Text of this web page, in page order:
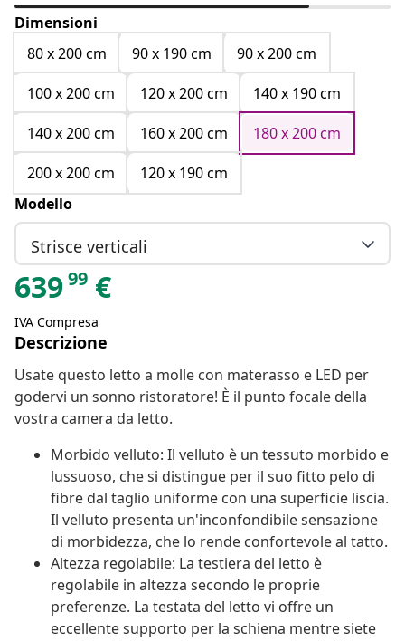
Dimensioni
80 x 200 cm
90 x 190 cm
90 x 200 cm
100 x 200 cm
120 x 200 cm
140 x 190 cm
140 x 200 cm
160 x 200 cm
180 x 200 cm
200 x 200 cm
120 x 190 cm
Modello
Strisce verticali
63999 €
IVA Compresa
Descrizione
Usate questo letto a molle con materasso e LED per
godervi un sonno ristoratore! È il punto focale della
vostra camera da letto.
Morbido velluto: Il velluto è un tessuto morbido e
lussuoso, che si distingue per il suo fitto pelo di
fibre dal taglio uniforme con una superficie liscia.
Il velluto presenta un'inconfondibile sensazione
di morbidezza, che lo rende confortevole al tatto.
Altezza regolabile: La testiera del letto è
regolabile in altezza secondo le proprie
preferenze. La testata del letto vi offre un
eccellente supporto per la schiena mentre siete